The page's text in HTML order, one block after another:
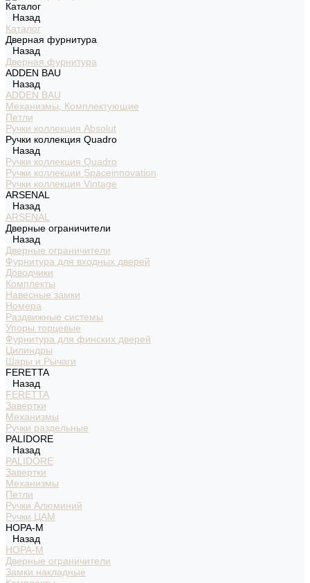
Каталог
Назад
Каталог
Дверная фурнитура
Назад
Дверная фурнитура
ADDEN BAU
Назад
ADDEN BAU
Механизмы, Комплектующие
Петли
Ручки коллекция Absolut
Ручки коллекция Quadro
Назад
Ручки коллекция Quadro
Ручки коллекции Spaceinnovation
Ручки коллекция Vintage
ARSENAL
Назад
ARSENAL
Дверные ограничители
Назад
Дверные ограничители
Фурнитура для входных дверей
Доводчики
Комплекты
Навесные замки
Номера
Раздвижные системы
Упоры торцевые
Фурнитура для финских дверей
Цилиндры
Шары и Рычаги
FERETTA
Назад
FERETTA
Завертки
Механизмы
Ручки раздельные
PALIDORE
Назад
PALIDORE
Завертки
Механизмы
Петли
Ручки Алюминий
Ручки ЦАМ
НОРА-М
Назад
НОРА-М
Дверные ограничители
Замки накладные